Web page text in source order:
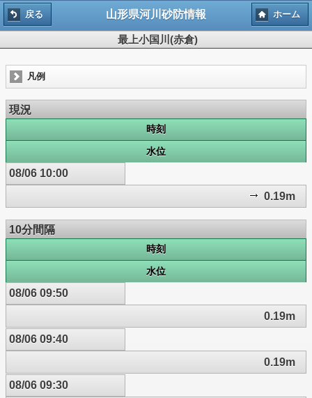
戻る 山形県河川砂防情報 ホーム
最上小国川(赤倉)
凡例
現況
時刻
水位
08/06 10:00
0.19m
10分間隔
時刻
水位
08/06 09:50
0.19m
08/06 09:40
0.19m
08/06 09:30